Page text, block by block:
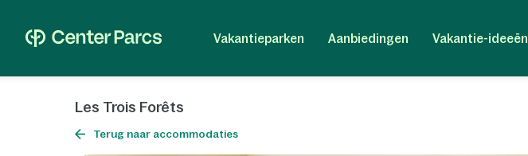
Vakantieparken Aanbiedingen Vakantie-ideeën
Les Trois Forêts
Terug naar accommodaties